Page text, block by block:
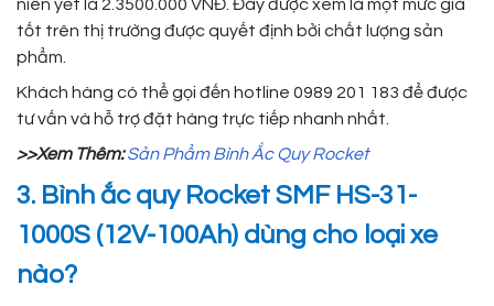
niên yết là 2.3500.000 VNĐ. Đây được xem là một mức giá
tốt trên thị trường được quyết định bởi chất lượng sản
phẩm.
Khách hàng có thể gọi đến hotline 0989 201 183 để được
tư vấn và hỗ trợ đặt hàng trực tiếp nhanh nhất.
>>Xem Thêm:Sản Phẩm Bình Ắc Quy Rocket
3. Bình ắc quy Rocket SMF HS-31-
1000S (12V-100Ah) dùng cho loại xe
nào?